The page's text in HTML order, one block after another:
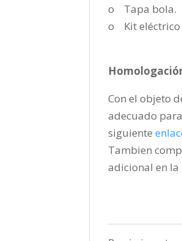
o Tapa bola.
o Kit eléctrico
Con el objeto
adecuado
siguiente
Tambien
adicional en la